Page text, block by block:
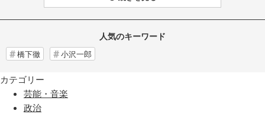
人気のキーワード
橋下徹 小沢一郎
カテゴリー
芸能・音楽
政治